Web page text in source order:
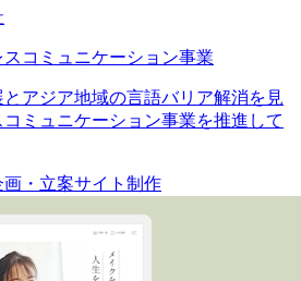
コミュニケーション事業
アジア地域の言語バリア解消を見
ミュニケーション事業を推進して
・立案サイト制作